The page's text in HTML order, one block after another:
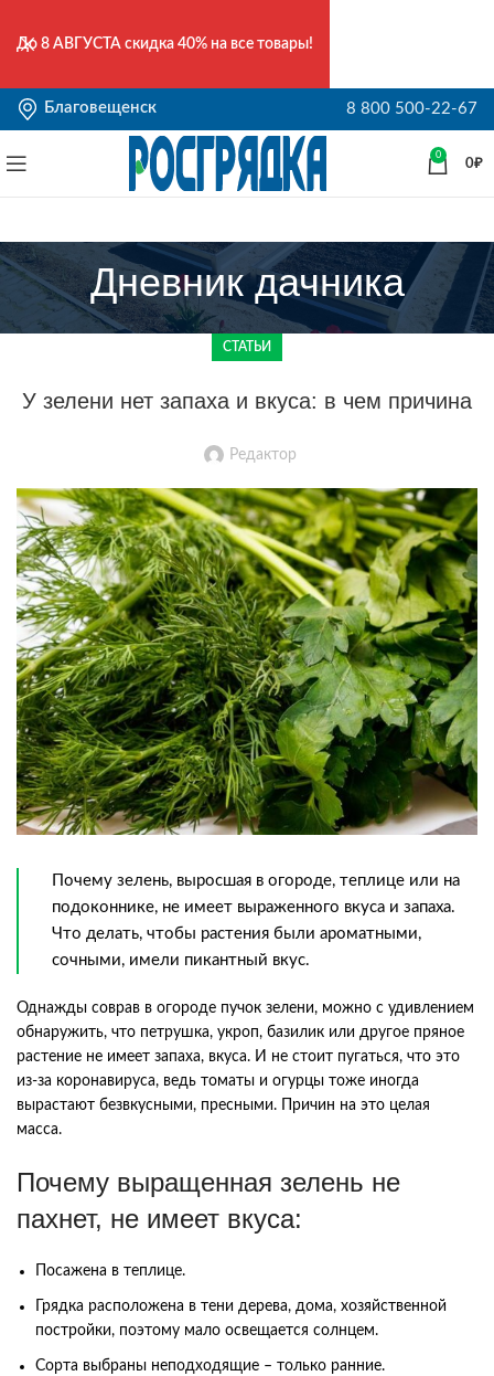
Благовещенск 8 800 500-22-67
0
0₽
Дневник дачника
СТАТЬИ
У зелени нет запаха и вкуса: в чем причина
Редактор
Почему зелень, выросшая в огороде, теплице или на
подоконнике, не имеет выраженного вкуса и запаха.
Что делать, чтобы растения были ароматными,
сочными, имели пикантный вкус.
Однажды соврав в огороде пучок зелени, можно с удивлением
обнаружить, что петрушка, укроп, базилик или другое пряное
растение не имеет запаха, вкуса. И не стоит пугаться, что это
из-за коронавируса, ведь томаты и огурцы тоже иногда
вырастают безвкусными, пресными. Причин на это целая
масса.
Почему выращенная зелень не
пахнет, не имеет вкуса:
Посажена в теплице.
Грядка расположена в тени дерева, дома, хозяйственной
постройки, поэтому мало освещается солнцем.
Сорта выбраны неподходящие – только ранние.
До 8 АВГУСТА скидка 40% на все товары!